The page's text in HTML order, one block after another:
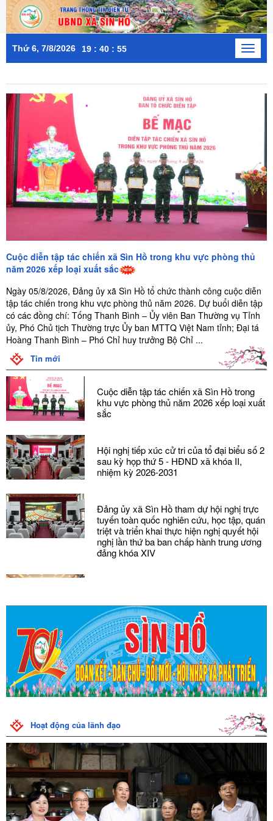
Thứ 6, 7/8/2026 19 : 40 : 58
Toggle
Cuộc diễn tập tác chiến xã Sìn Hồ trong khu vực phòng thủ
năm 2026 xếp loại xuất sắc
Ngày 05/8/2026, Đảng ủy xã Sìn Hồ tổ chức thành công cuộc diễn
tập tác chiến trong khu vực phòng thủ năm 2026. Dự buổi diễn tập
có các đồng chí: Tống Thanh Bình – Ủy viên Ban Thường vụ Tỉnh
ủy, Phó Chủ tịch Thường trực Ủy ban MTTQ Việt Nam tỉnh; Đại tá
Hoàng Thanh Bình – Phó Chỉ huy trưởng Bộ Chỉ ...
Tin mới
Cuộc diễn tập tác chiến xã Sìn Hồ trong
khu vực phòng thủ năm 2026 xếp loại xuất
sắc
Hội nghị tiếp xúc cử tri của tổ đại biểu số 2
sau kỳ họp thứ 5 - HĐND xã khóa II,
nhiệm kỳ 2026-2031
Đảng ủy xã Sìn Hồ tham dự hội nghị trực
tuyến toàn quốc nghiên cứu, học tập, quán
triệt và triển khai thực hiện nghị quyết hội
nghị lần thứ ba ban chấp hành trung ương
đảng khóa XIV
Họp trực tuyến về triển khai thực hiện các
chương trình mục tiêu quốc gia năm 2026
Kế hoạch kiểm tra và xử lý vi phạm hành
lang an toàn đường bộ trên địa bàn xã Sìn
Công văn của UBND xã Sìn Hồ về việc
tăng cường thực hiện công tác phòng
chống ứng phó và khắc phục hậu quả
thiên tai trên địa bàn xã
Hoạt động của lãnh đạo